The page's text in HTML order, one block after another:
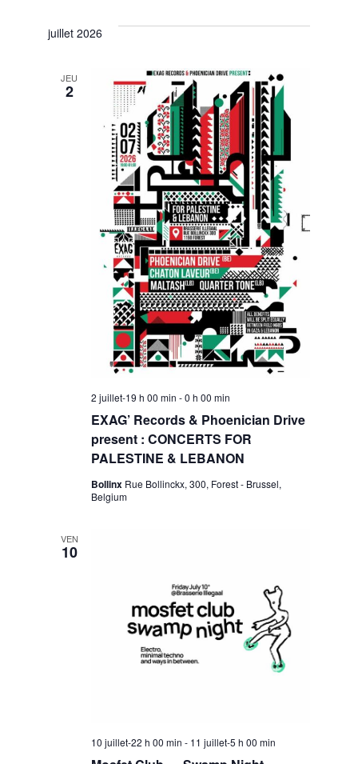
juillet 2026
JEU
2
EXAG’ Records & Phoenician Drive
present : CONCERTS FOR
PALESTINE & LEBANON
2 juillet-19 h 00 min -0 h 00 min
Bollinx Rue Bollinckx, 300, Forest - Brussel,
Belgium
VEN
10
10 juillet-22 h 00 min - 11 juillet-5 h 00 min